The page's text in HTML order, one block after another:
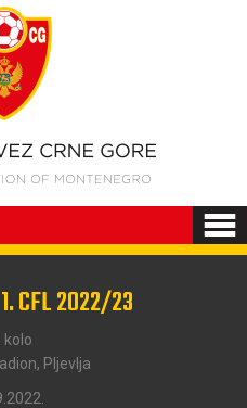
CFL 2022/23
kolo
Pljevlja